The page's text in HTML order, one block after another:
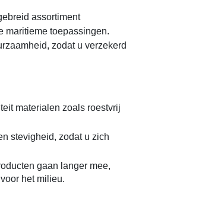
assortiment
maritieme toepassingen.
zodat u verzekerd
materialen zoals roestvrij
stevigheid, zodat u zich
gaan langer mee,
het milieu.